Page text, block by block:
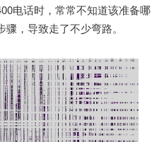
电话时，常常不知道该准备哪
，导致走了不少弯路。